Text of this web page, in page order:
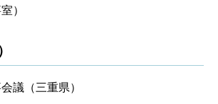
）
議（三重県）